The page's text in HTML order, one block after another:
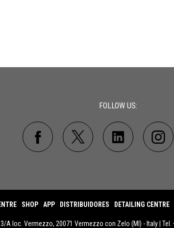
FOLLOW US:
SHOP APP DISTRIBUIDORES DETAILING CENTRE
3/A loc. Vermezzo, 20071 Vermezzo con Zelo (MI) - Italy | Tel.